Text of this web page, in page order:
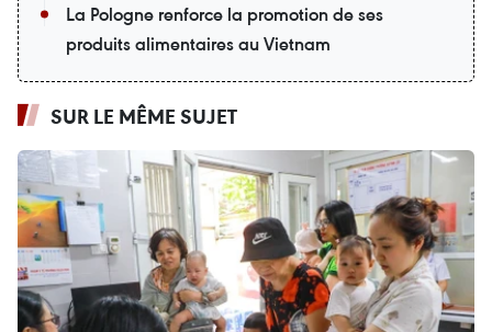
La Pologne renforce la promotion de ses
produits alimentaires au Vietnam
SUR LE MÊME SUJET